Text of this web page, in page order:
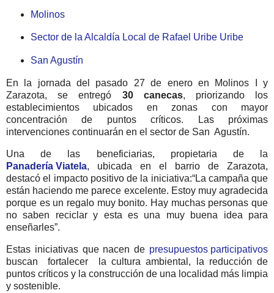
Molinos
Sector de la Alcaldía Local de Rafael Uribe Uribe
San Agustín
En la jornada del pasado 27 de enero en Molinos I y
Zarazota, se entregó 30 canecas, priorizando los
establecimientos ubicados en zonas con mayor
concentración de puntos críticos. Las próximas
intervenciones continuarán en el sector de San Agustín.
Una de las beneficiarias, propietaria de la
Panadería Viatela, ubicada en el barrio de Zarazota,
destacó el impacto positivo de la iniciativa:“La campaña que
están haciendo me parece excelente. Estoy muy agradecida
porque es un regalo muy bonito. Hay muchas personas que
no saben reciclar y esta es una muy buena idea para
enseñarles”.
Estas iniciativas que nacen de presupuestos participativos
buscan fortalecer la cultura ambiental, la reducción de
puntos críticos y la construcción de una localidad más limpia
y sostenible.